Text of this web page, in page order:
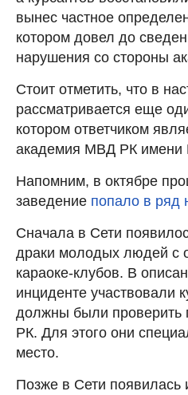
вынес частное
котором довел до
нарушения со стороны
Стоит отметить, что в
рассматривается еще
котором ответчиком
академия МВД РК имени
Напомним, в октябре
заведение попало в ряд
Сначала в Сети
драки молодых людей с
караоке-клубов. В
инциденте участвовали
должны были проверить
РК. Для этого они
место.
Позже в Сети появилась